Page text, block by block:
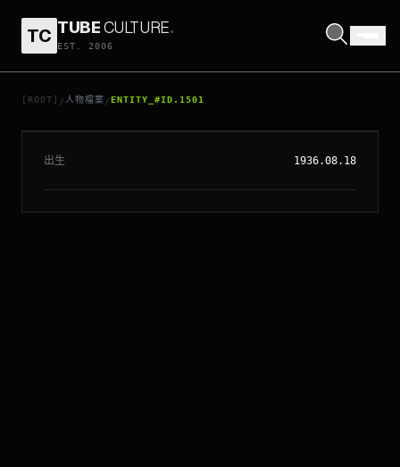
TC TUBECULTURE.
EST. 2006
[ROOT] / 人物檔案 /ENTITY_#ID.1501
// ENTITY_#ID.1501
羅拔烈福
出生 1936.08.18